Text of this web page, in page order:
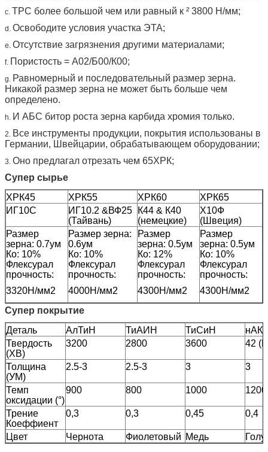
c. ТРС более большой чем или равный к ² 3800 Н/мм;
d. Освободите условия участка ЭТА;
e. Отсутствие загрязнения другими материалами;
f. Пористость = А02/Б00/К00;
g. Равномерный и последовательный размер зерна.
Никакой размер зерна не может быть больше чем
определено.
h. И АБС битор роста зерна карбида хромия только.
2. Все инструменты продукции, покрытия использованы в
Германии, Швейцарии, обрабатывающем оборудовании;
3. Оно предлагал отрезать чем 65ХРК;
Супер сырье
ХРК45
ХРК55 ХРК60
ХРК65
ИГ10С
ИГ10.2 &ВФ25
(Тайвань)
К44 & К40
(немецкие)
Х10Ф
(Швеция)
Размер
зерна: 0.7ум
Ко: 10%
Флексурал
прочность:
3320Н/мм2
Размер зерна:
0.6ум
Ко: 10%
Флексурал
прочность:
4000Н/мм2
Размер
зерна: 0.5ум
Ко: 12%
Флексурал
прочность:
4300Н/мм2
Размер
зерна: 0.5ум
Ко: 10%
Флексурал
прочность:
4300Н/мм2
Супер покрытие
Деталь
АлТиН ТиАИН ТиСиН
нАКо
Твердость
(ХВ)
3200 2800 3600 42
Толщина
(УМ)
2.5-3 2.5-3 3 3
Темп
оксидации (°)
900 800 1000 1200
Трение
Коеффиент
0,3 0,3 0,45 0,4
Цвет Чернота Фиолетовый Медь